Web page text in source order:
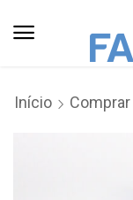
Início Comprar